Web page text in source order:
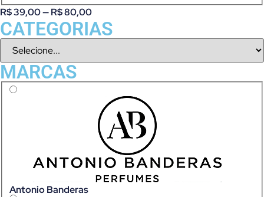
R$39,00—R$80,00
CATEGORIAS
MARCAS
Antonio Banderas